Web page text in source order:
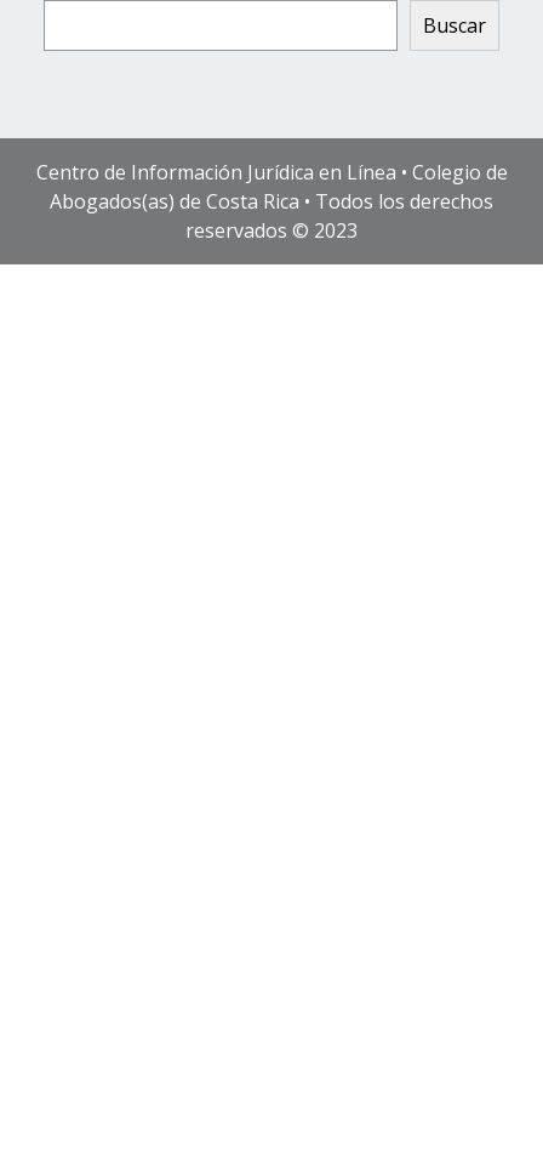
Buscar
Centro de Información Jurídica en Línea • Colegio de
Abogados(as) de Costa Rica • Todos los derechos
reservados © 2023